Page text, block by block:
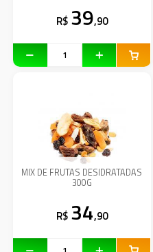
R$ 39,90
MIX DE FRUTAS DESIDRATADAS
300G
R$ 34,90